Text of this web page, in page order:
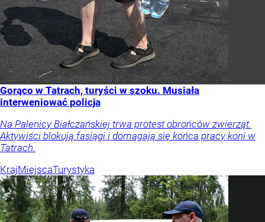
Gorąco w Tatrach, turyści w szoku. Musiała
interweniować policja
Na Palenicy Białczańskiej trwa protest obrońców zwierząt.
Aktywiści blokują fasiągi i domagają się końca pracy koni w
Tatrach.
KrajMiejscaTurystyka